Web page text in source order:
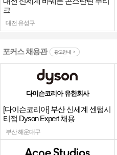
크
대전 유성구
포커스 채용관 광고안내
다이슨코리아 유한회사
[다이슨코리아] 부산 신세계 센텀시
티점 Dyson Expert 채용
부산 해운대구